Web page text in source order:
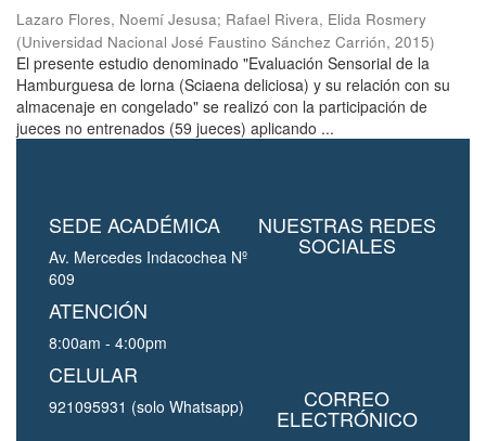
Lazaro Flores, Noemí Jesusa; Rafael Rivera, Elida Rosmery
(Universidad Nacional José Faustino Sánchez Carrión, 2015)
El presente estudio denominado "Evaluación Sensorial de la
Hamburguesa de lorna (Sciaena deliciosa) y su relación con su
almacenaje en congelado" se realizó con la participación de
jueces no entrenados (59 jueces) aplicando ...
SEDE ACADÉMICA
Av. Mercedes Indacochea Nº
609
ATENCIÓN
8:00am - 4:00pm
CELULAR
921095931 (solo Whatsapp)
NUESTRAS REDES
SOCIALES
CORREO
ELECTRÓNICO